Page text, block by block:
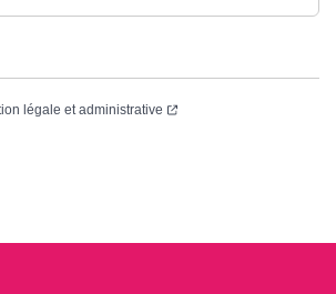
légale et administrative (ouverture dans un